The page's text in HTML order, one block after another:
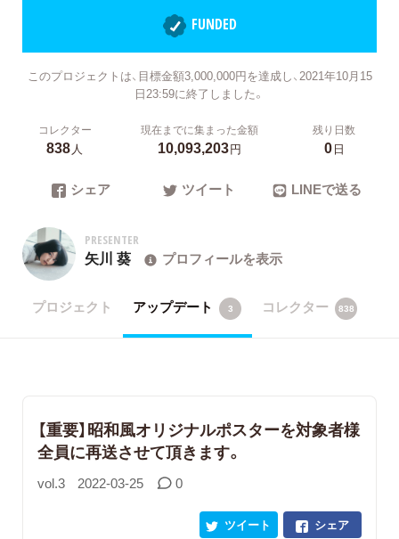
FUNDED
このプロジェクトは、目標金額3,000,000円を達成し、2021年10月15
日23:59に終了しました。
コレクター
838人
現在までに集まった金額
10,093,203円
残り日数
0日
シェア ツイート LINEで送る
PRESENTER
矢川 葵 プロフィールを表示
プロジェクト アップデート 3 コレクター 838
【重要】昭和風オリジナルポスターを対象者様
全員に再送させて頂きます。
vol.3 2022-03-25 0
シェア
ツイート